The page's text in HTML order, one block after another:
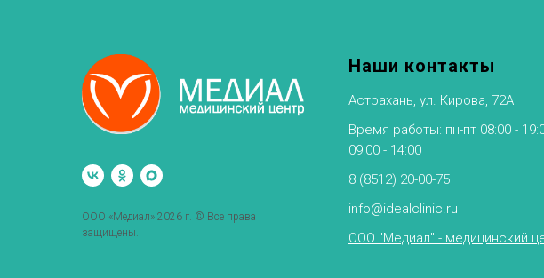
ООО «Медиал» 2026 г. © Все права
защищены.
Наши контакты
Астрахань, ул. Кирова, 72А
Время работы: пн-пт 08:00 -
09:00 - 14:00
8 (8512) 20-00-75
info@idealclinic.ru
ООО "Медиал" - медицинский